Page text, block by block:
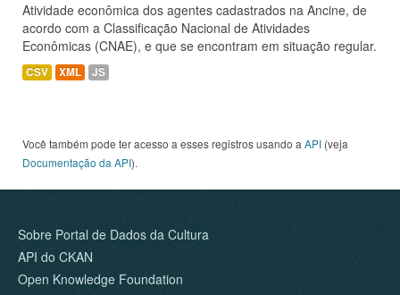
Atividade econômica dos agentes cadastrados na Ancine, de
acordo com a Classificação Nacional de Atividades
Econômicas (CNAE), e que se encontram em situação regular.
CSV XML JS
Você também pode ter acesso a esses registros usando a API (veja
Documentação da API).
Sobre Portal de Dados da Cultura
API do CKAN
Open Knowledge Foundation